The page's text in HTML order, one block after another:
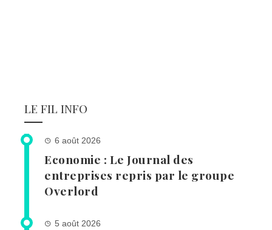
LE FIL INFO
6 août 2026
Economie : Le Journal des
entreprises repris par le groupe
Overlord
5 août 2026